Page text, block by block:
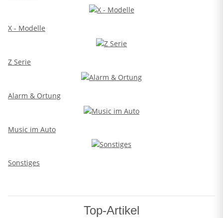
X - Modelle
Z Serie
Alarm & Ortung
Music im Auto
Sonstiges
Top-Artikel